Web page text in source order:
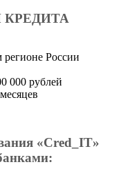
России
000 рублей
«Cred_IT»